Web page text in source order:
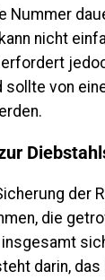
Nummer
nicht
von
der
die
darin, das